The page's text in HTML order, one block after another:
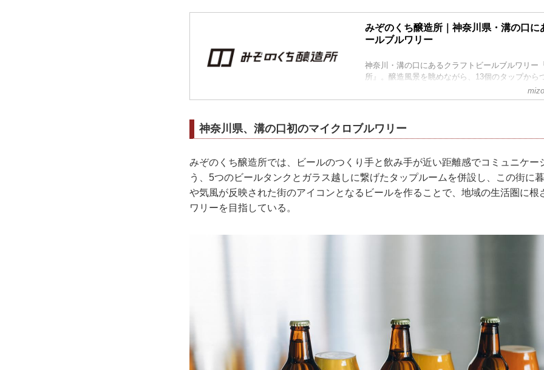
みぞのくち醸造所｜神奈川県・溝の口に
ールブルワリー
神奈川・溝の口にあるクラフトビールブルワリー
所』。醸造風景を眺めながら、13個のタップから
ビールや醸造家が厳選した工場直送の樽生ビール
る、溝の口初のブルワリー＆タップルームです。
神奈川県、溝の口初のマイクロブルワリー
みぞのくち醸造所では、ビールのつくり手と飲み手が近い距離感でコミュニケー
う、5つのビールタンクとガラス越しに繋げたタップルームを併設し、この街に
や気風が反映された街のアイコンとなるビールを作ることで、地域の生活圏に根
ワリーを目指している。